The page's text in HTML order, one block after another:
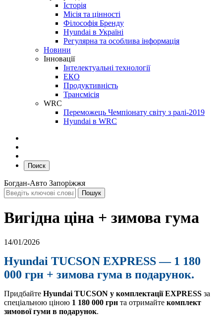
Історія
Місія та цінності
Філософія Бренду
Hyundai в Україні
Регулярна та особлива інформація
Новини
Інновації
Інтелектуальні технології
ЕКО
Продуктивність
Трансмісія
WRC
Переможець Чемпіонату світу з ралі-2019
Hyundai в WRC
Поиск
Богдан-Авто Запоріжжя
Вигідна ціна + зимова гума
14/01/2026
Hyundai TUCSON EXPRESS — 1 180
000 грн + зимова гума в подарунок.
Придбайте Hyundai TUCSON у комплектації EXPRESS за
спеціальною ціною 1 180 000 грн та отримайте комплект
зимової гуми в подарунок.